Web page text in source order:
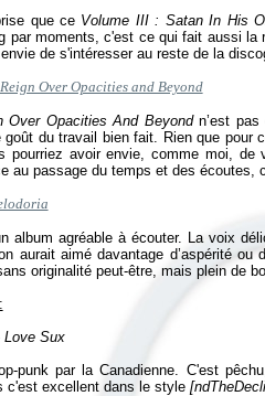
que ce Volume III : Satan In His
par moments, c'est ce qui fait aussi
de s'intéresser au reste de la
Over Opacities and Beyond
Over Opacities And Beyondn’est pas
goût du travail bien fait. Rien que pour
pourriez avoir envie, comme moi,
au passage du temps et des écoutes,
album agréable à écouter. La voix
aurait aimé davantage d’aspérité
originalité peut-être, mais plein de
Love Sux
punk par la Canadienne. C'est
c'est excellent dans le style